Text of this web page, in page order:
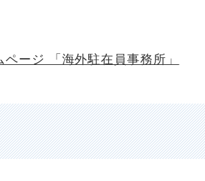
ージ 「海外駐在員事務所」